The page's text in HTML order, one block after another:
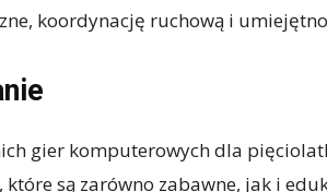
koordynację ruchową i
gier komputerowych dla
są zarówno zabawne, jak i